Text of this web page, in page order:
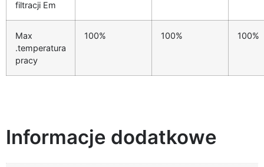
filtracji Em
Max
.temperatura
pracy
100% 100% 100%
Informacje dodatkowe